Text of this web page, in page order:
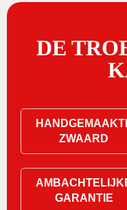
DE
ZWAARD
GARANTIE